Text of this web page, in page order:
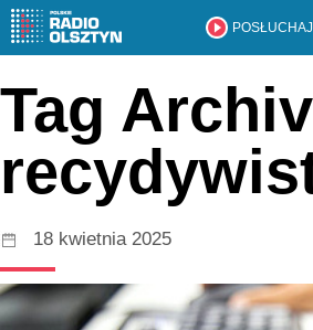
POSŁUCHAJ
Tag
18 kwietnia 2025